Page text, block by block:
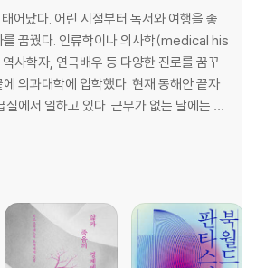
어났다. 어린 시절부터 독서와 여행을 좋
를 꿈꿨다. 인류학이나 의사학(medical his
사학자, 연극배우 등 다양한 진로를 꿈꾸
의과대학에 입학했다. 현재 동해안 끝자
실에서 일하고 있다. 근무가 없는 날에는 체
틈틈이 글을 쓴다. 지은 책으로 『응급의학
뭐라고』, 『의사 노빈손과 위기일발 응급
한의 자존심은